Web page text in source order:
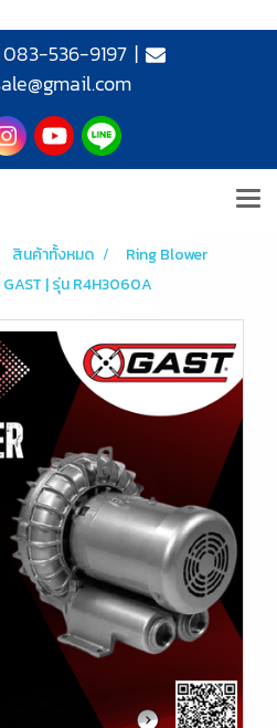
083-536-9197|
สินค้าทั้งหมด
Ring Blower
| รุ่น R4H3060A